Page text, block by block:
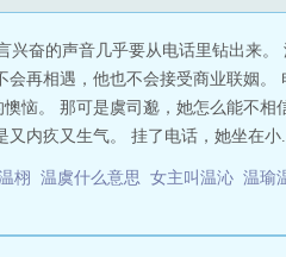
奋的声音几乎要从电话里钻出来
再相遇，他也不会接受商业联姻。
恼。 那可是虞司邈，她怎么能不相
内疚又生气。 挂了电话，她坐在小
栩 温虞什么意思 女主叫温沁 温瑜